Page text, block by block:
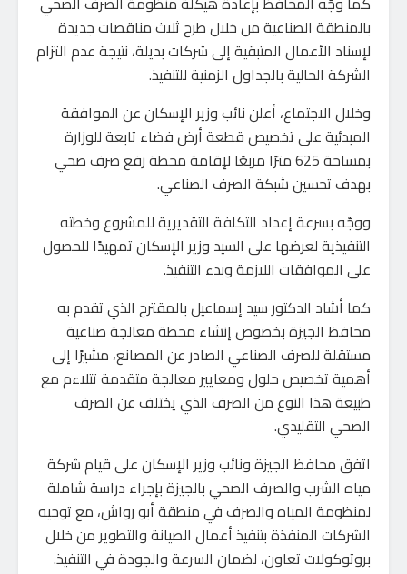
بالمنطقة الصناعية من خلال طرح ثلاث مناقصات جديدة
لإسناد الأعمال المتبقية إلى شركات بديلة، نتيجة عدم التزام
الشركة الحالية بالجداول الزمنية للتنفيذ.
وخلال الاجتماع، أعلن نائب وزير الإسكان عن الموافقة
المبدئية على تخصيص قطعة أرض فضاء تابعة للوزارة
بمساحة 625 مترًا مربعًا لإقامة محطة رفع صرف صحي
بهدف تحسين شبكة الصرف الصناعي.
ووجّه بسرعة إعداد التكلفة التقديرية للمشروع وخطته
التنفيذية لعرضها على السيد وزير الإسكان تمهيدًا للحصول
على الموافقات اللازمة وبدء التنفيذ.
كما أشاد الدكتور سيد إسماعيل بالمقترح الذي تقدم به
محافظ الجيزة بخصوص إنشاء محطة معالجة صناعية
مستقلة للصرف الصناعي الصادر عن المصانع، مشيرًا إلى
أهمية تخصيص حلول ومعايير معالجة متقدمة تتلاءم مع
طبيعة هذا النوع من الصرف الذي يختلف عن الصرف
الصحي التقليدي.
اتفق محافظ الجيزة ونائب وزير الإسكان على قيام شركة
مياه الشرب والصرف الصحي بالجيزة بإجراء دراسة شاملة
لمنظومة المياه والصرف في منطقة أبو رواش، مع توجيه
الشركات المنفذة بتنفيذ أعمال الصيانة والتطوير من خلال
بروتوكولات تعاون، لضمان السرعة والجودة في التنفيذ.